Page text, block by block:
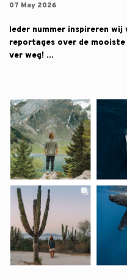
07 May 2026
Ieder nummer inspireren
reportages over de
ver weg! ...